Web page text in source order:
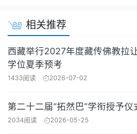
相关推荐
西藏举行2027年度藏传佛教拉
学位夏季预考
1433阅读 2026-07-02
第二十二届“拓然巴”学衔授予仪
2034阅读 2026-05-25